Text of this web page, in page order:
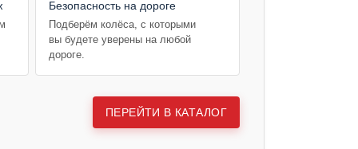
Безопасность на дороге
Подберём колёса, с которыми
вы будете уверены на любой
дороге.
ПЕРЕЙТИ В КАТАЛОГ